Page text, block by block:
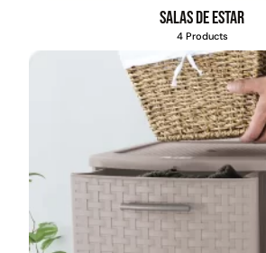
Salas de estar
4 Products